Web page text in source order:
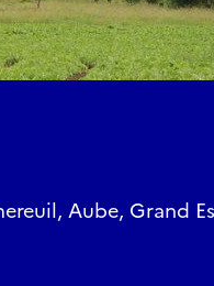
Aube, Grand